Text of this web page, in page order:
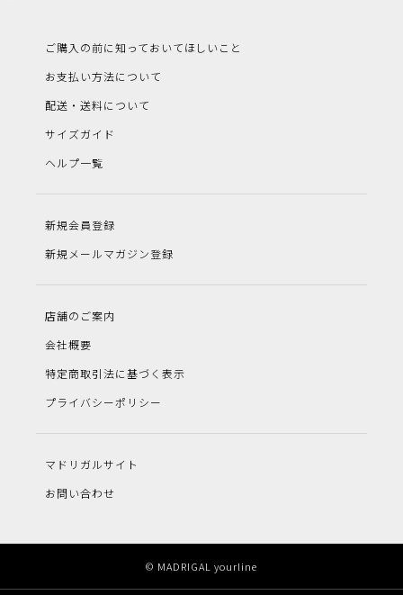
ご購入の前に知っておいてほしいこと
お支払い方法について
配送・送料について
サイズガイド
ヘルプ一覧
新規会員登録
新規メールマガジン登録
店舗のご案内
会社概要
特定商取引法に基づく表示
プライバシーポリシー
マドリガルサイト
お問い合わせ
© MADRIGAL yourline